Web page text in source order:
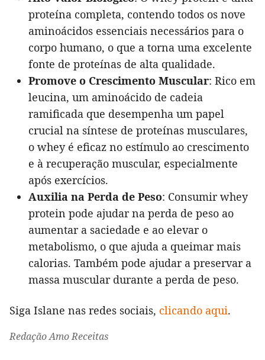
proteína completa, contendo todos os nove
aminoácidos essenciais necessários para o
corpo humano, o que a torna uma excelente
fonte de proteínas de alta qualidade.
Promove o Crescimento Muscular: Rico em
leucina, um aminoácido de cadeia
ramificada que desempenha um papel
crucial na síntese de proteínas musculares,
o whey é eficaz no estímulo ao crescimento
e à recuperação muscular, especialmente
após exercícios.
Auxilia na Perda de Peso: Consumir whey
protein pode ajudar na perda de peso ao
aumentar a saciedade e ao elevar o
metabolismo, o que ajuda a queimar mais
calorias. Também pode ajudar a preservar a
massa muscular durante a perda de peso.
Siga Islane nas redes sociais, clicando aqui.
Redação Amo Receitas